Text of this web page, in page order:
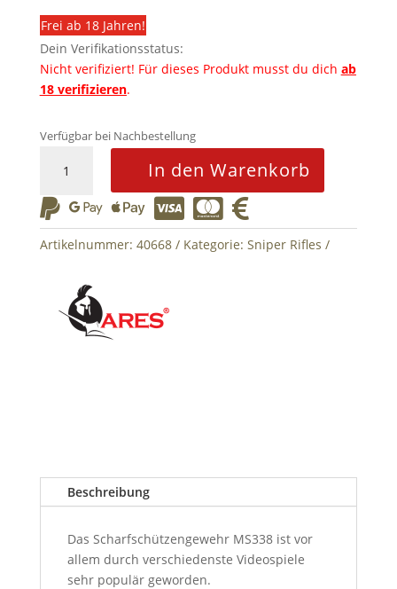
Frei ab 18 Jahren!
Dein Verifikationsstatus:
Nicht verifiziert! Für dieses Produkt musst du dich ab
18 verifizieren.
Verfügbar bei Nachbestellung
MS338
Sniper
Tan
Menge
In den Warenkorb
     
Artikelnummer: 40668 Kategorie: Sniper Rifles
Beschreibung
Das Scharfschützengewehr MS338 ist vor
allem durch verschiedenste Videospiele
sehr populär geworden.